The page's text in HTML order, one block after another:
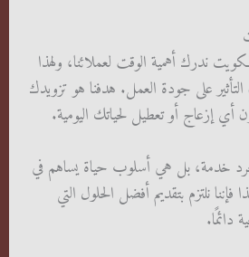
ندرك أهمية الوقت لعملائنا، ولهذا
على جودة العمل. هدفنا هو تزويدك
إزعاج أو تعطيل لحياتك اليومية.
خدمة، بل هي أسلوب حياة يساهم في
نلتزم بتقديم أفضل الحلول التي
دائمًا.